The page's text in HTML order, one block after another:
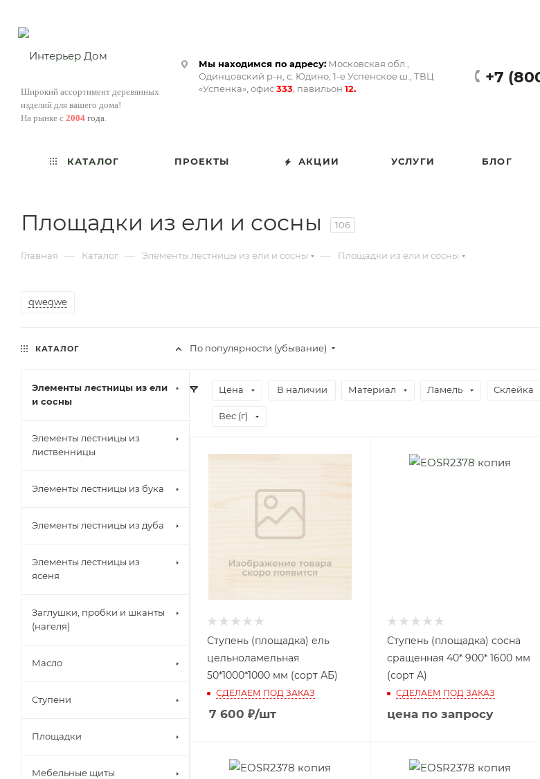
Широкий ассортимент деревянных
изделий для вашего дома!
На рынке с 2004 года.
Мы находимся по адресу: Московская обл.,
Одинцовский р-н, с. Юдино, 1-е Успенское ш., ТВЦ
«Успенка», офис333 , павильон 12.
+7
КАТАЛОГ ПРОЕКТЫ АКЦИИ УСЛУГИ БЛОГ
Площадки из ели и сосны 106
Главная — Каталог — Элементы лестницы из ели и сосны — Площадки из ели и сосны
qweqwe
По популярности (убывание)
Цена В наличии Материал Ламель Склейка
Вес (г)
Ступень (площадка) ель
цельноламельная
50*1000*1000 мм (сорт АБ)
СДЕЛАЕМ ПОД ЗАКАЗ
7 600 ₽/шт
Ступень (площадка) сосна
сращенная 40* 900* 1600 мм
(сорт А)
СДЕЛАЕМ ПОД ЗАКАЗ
цена по запросу
КАТАЛОГ
Элементы лестницы из ели
и сосны
Элементы лестницы из
лиственницы
Элементы лестницы из бука
Элементы лестницы из дуба
Элементы лестницы из
ясеня
Заглушки, пробки и шканты
(нагеля)
Масло
Ступени
Площадки
Мебельные щиты